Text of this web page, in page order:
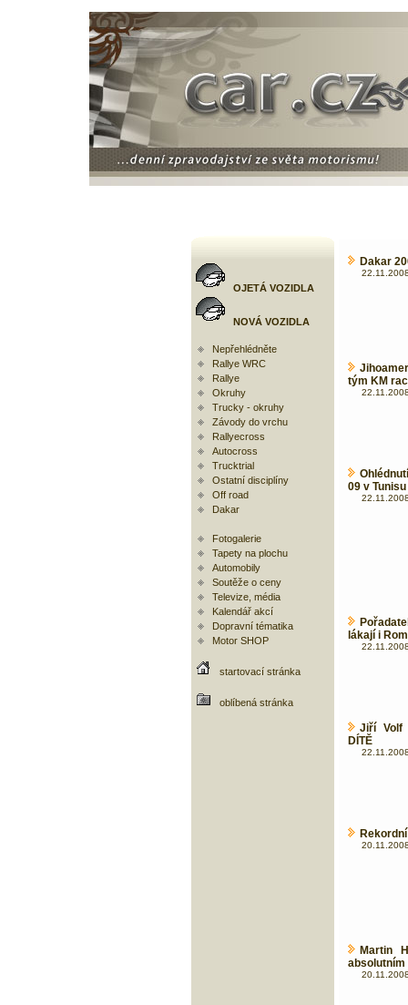
OJETÁ VOZIDLA
NOVÁ VOZIDLA
Nepřehlédněte
Rallye WRC
Rallye
Okruhy
Trucky - okruhy
Závody do vrchu
Rallyecross
Autocross
Trucktrial
Ostatní disciplíny
Off road
Dakar
Fotogalerie
Tapety na plochu
Automobily
Soutěže o ceny
Televize, média
Kalendář akcí
Dopravní tématika
Motor SHOP
startovací stránka
oblíbená stránka
Dakar
tým KM
09 v Tunisu
lákají i
Jiří Volf
DÍTĚ
Martin
absolutním